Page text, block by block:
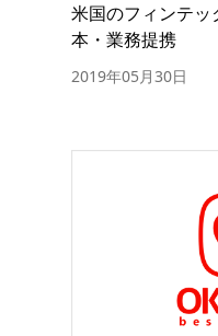
米国のフィンテ
本・業務提携
2019年05月30日